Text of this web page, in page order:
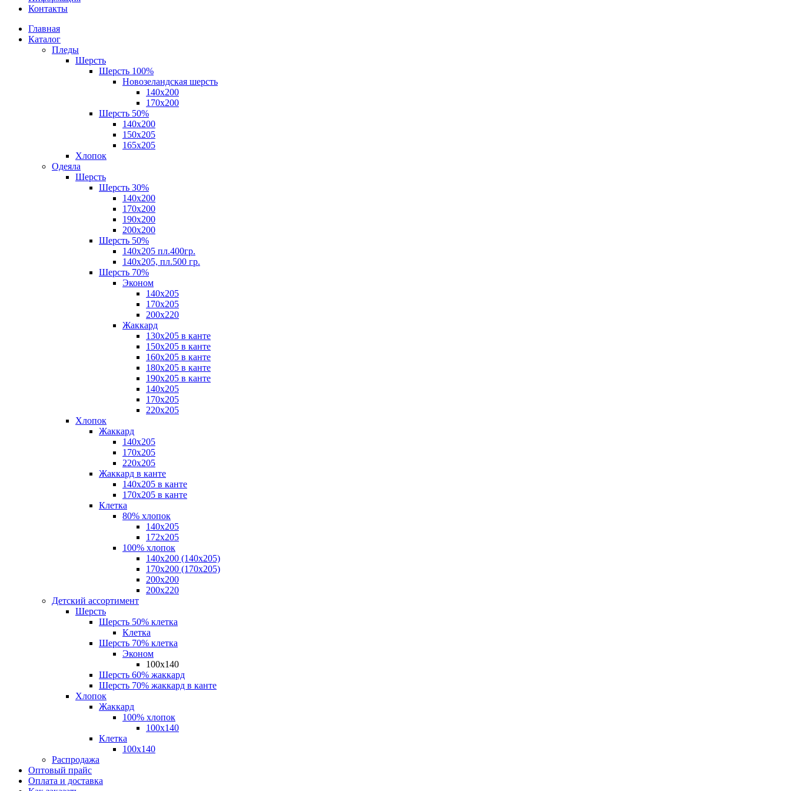
Контакты
Главная
Каталог
Пледы
Шерсть
Шерсть 100%
Новозеландская шерсть
140х200
170x200
Шерсть 50%
140x200
150х205
165х205
Хлопок
Одеяла
Шерсть
Шерсть 30%
140х200
170х200
190х200
200х200
Шерсть 50%
140х205 пл.400гр.
140х205, пл.500 гр.
Шерсть 70%
Эконом
140х205
170х205
200х220
Жаккард
130х205 в канте
150х205 в канте
160х205 в канте
180х205 в канте
190х205 в канте
140х205
170х205
220х205
Хлопок
Жаккард
140x205
170х205
220х205
Жаккард в канте
140х205 в канте
170х205 в канте
Клетка
80% хлопок
140x205
172х205
100% хлопок
140x200 (140х205)
170x200 (170х205)
200х200
200х220
Детский ассортимент
Шерсть
Шерсть 50% клетка
Клетка
Шерсть 70% клетка
Эконом
100x140
Шерсть 60% жаккард
Шерсть 70% жаккард в канте
Хлопок
Жаккард
100% хлопок
100x140
Клетка
100х140
Распродажа
Оптовый прайс
Оплата и доставка